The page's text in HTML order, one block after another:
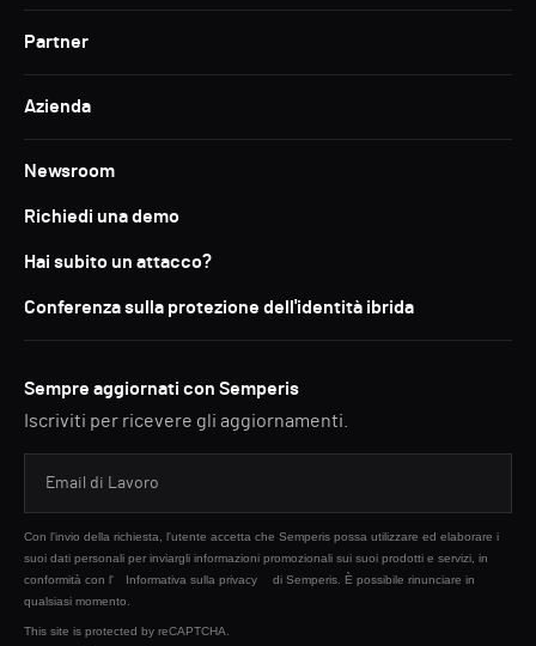
Partner
Azienda
Newsroom
Richiedi una demo
Hai subito un attacco?
Conferenza sulla protezione dell'identità ibrida
Sempre aggiornati con Semperis
Iscriviti per ricevere gli aggiornamenti.
Con l'invio della richiesta, l'utente accetta che Semperis possa utilizzare ed elaborare i
suoi dati personali per inviargli informazioni promozionali sui suoi prodotti e servizi, in
conformità con l'
Informativa sulla privacy
di Semperis. È possibile rinunciare in
qualsiasi momento.
This site is protected by reCAPTCHA.